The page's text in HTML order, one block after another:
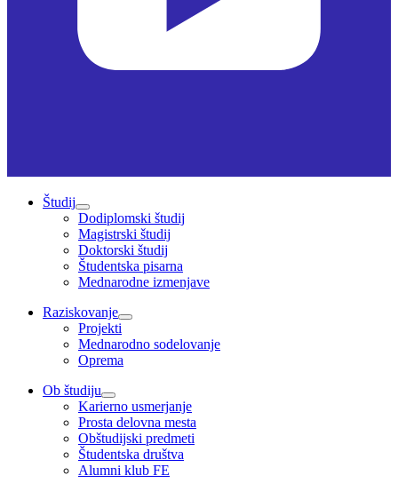
Študij
Dodiplomski študij
Magistrski študij
Doktorski študij
Študentska pisarna
Mednarodne izmenjave
Raziskovanje
Projekti
Mednarodno sodelovanje
Oprema
Ob študiju
Karierno usmerjanje
Prosta delovna mesta
Obštudijski predmeti
Študentska društva
Alumni klub FE